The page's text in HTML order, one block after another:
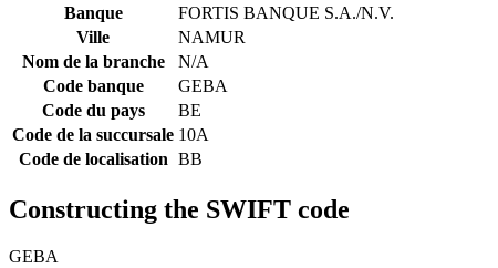
Banque
FORTIS BANQUE S.A./N.V.
Ville
NAMUR
Nom de la branche
N/A
Code banque
GEBA
Code du pays
BE
Code de la succursale 10A
Code de localisation BB
Constructing the SWIFT code
GEBA